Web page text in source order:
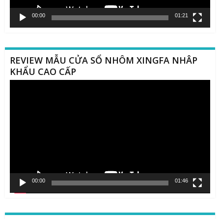
00:00 01:21
REVIEW MẪU CỬA SỔ NHÔM XINGFA NHÂP
KHẨU CAO CẤP
00:00 01:46